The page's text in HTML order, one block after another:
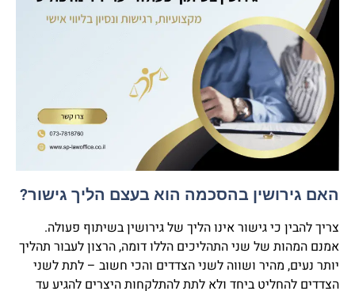
האם גירושין בהסכמה הוא בעצם הליך גישור?
צריך להבין כי גישור אינו הליך של גירושין בשיתוף פעולה.
אמנם המהות של שני התהליכים הללו דומה, הרצון לעבור תהליך
יותר נעים, מהיר ושווה לשני הצדדים והכי חשוב – לתת לשני
הצדדים להחליט ביחד ולא לתת להתלקחות היצרים להגיע עד